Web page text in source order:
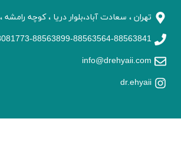
تهران ، سعادت آباد،بلوار دریا ، کوچه رامشه ،
88563899-88563564-88563841
info@drehyaii.com
dr.ehyaii